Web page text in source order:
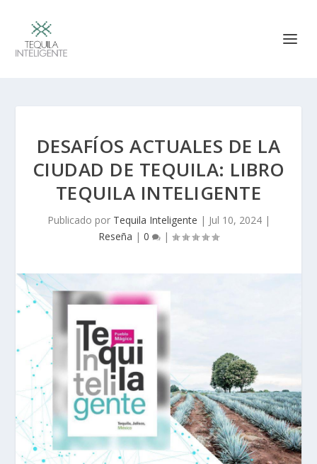
DESAFÍOS ACTUALES DE LA
CIUDAD DE TEQUILA: LIBRO
TEQUILA INTELIGENTE
Publicado por Tequila Inteligente | Jul 10, 2024|
Reseña | 0 |